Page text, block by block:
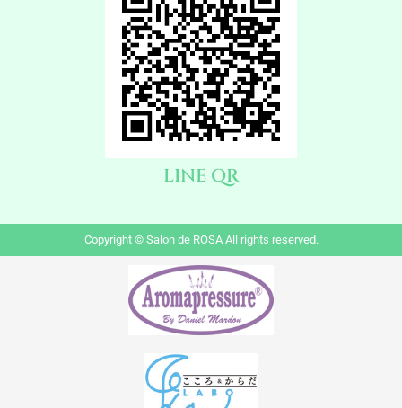
LINE QR
Copyright © Salon de ROSA All rights reserved.